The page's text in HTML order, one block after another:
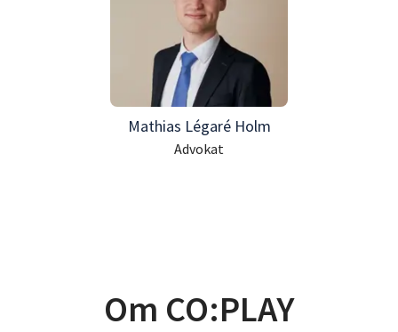
Mathias Légaré Holm
Advokat
Om CO:PLAY